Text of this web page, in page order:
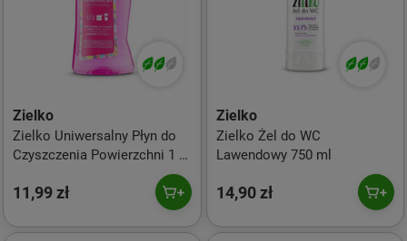
Zielko
Zielko Uniwersalny Płyn do
Czyszczenia Powierzchni 1 l
11,99 zł
Zielko
Zielko Żel do WC
Lawendowy 750 ml
14,90 zł